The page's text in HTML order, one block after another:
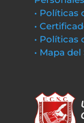
• Políticas
•
• Políticas
• Mapa del